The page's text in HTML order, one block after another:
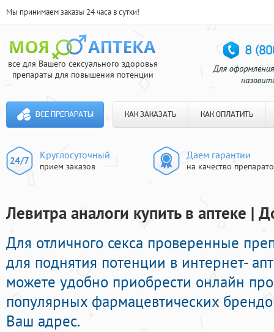
Мы принимаем заказы 24 часа в сутки!
все для Вашего сексуального здоровья
препараты для повышения потенции
ВСЕ ПРЕПАРАТЫ КАК ЗАКАЗАТЬ КАК ОПЛАТИТЬ
Круглосуточный
прием заказов
Даем гарантии
на качество
Левитра аналоги купить в аптеке |
Для отличного секса проверенные
для поднятия потенции в интернет-
можете удобно приобрести онлайн
популярных фармацевтических
Ваш адрес.